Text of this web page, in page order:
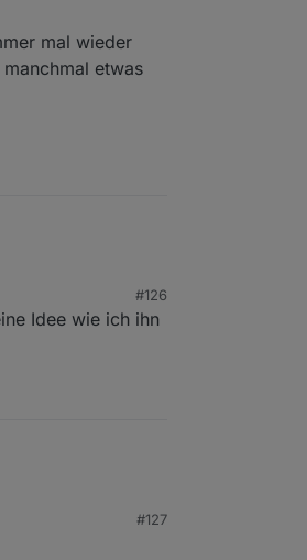
mal wieder
etwas
#126
Idee wie ich ihn
#127